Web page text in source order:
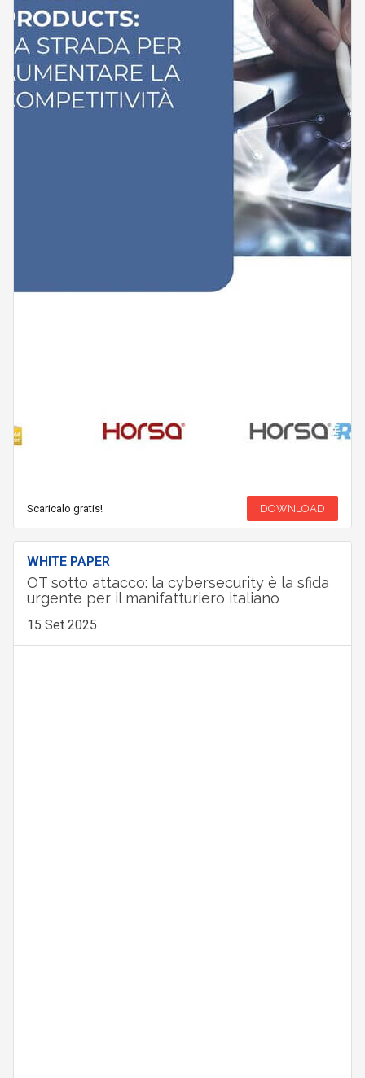
Scaricalo gratis! DOWNLOAD
WHITE PAPER
OT sotto attacco: la cybersecurity è la sfida
urgente per il manifatturiero italiano
15 Set 2025